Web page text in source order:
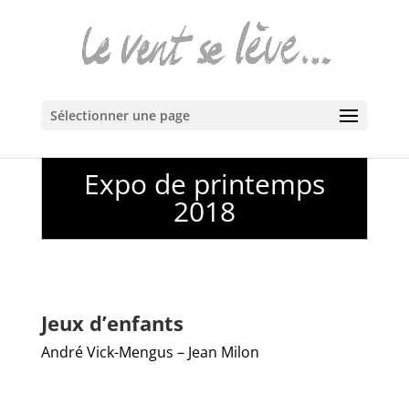
Sélectionner une page
Expo de printemps
2018
Jeux d’enfants
André Vick-Mengus – Jean Milon